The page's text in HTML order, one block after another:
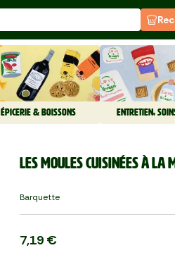
ÉPICERIE & BOISSONS ENTRETIEN,
Les Moules cuisinées à la
Barquette
7,19 €